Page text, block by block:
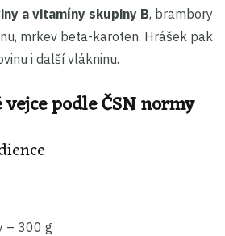
a vitamíny skupiny B, brambory
mrkev beta-karoten. Hrášek pak
i další vlákninu.
podle ČSN normy
– 300 g